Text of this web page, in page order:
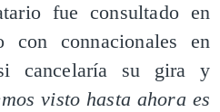
fue consultado en
con connacionales en
cancelaría su gira y
visto hasta ahora es